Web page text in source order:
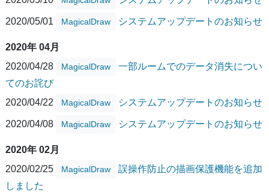
2020/05/01 MagicalDraw システムアップデートのお知らせ
2020年 04月
2020/04/28
MagicalDraw
一部ルームでのデータ消失につい
てのお詫び
2020/04/22
MagicalDraw システムアップデートのお知らせ
2020/04/08 MagicalDraw システムアップデートのお知らせ
2020年 02月
2020/02/25
MagicalDraw
誤操作防止の描画保護機能を追加
しました